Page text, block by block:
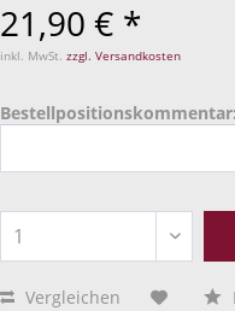
21,90 € *
inkl. MwSt.zzgl. Versandkosten
Bestellpositionskommentar:
Vergleichen